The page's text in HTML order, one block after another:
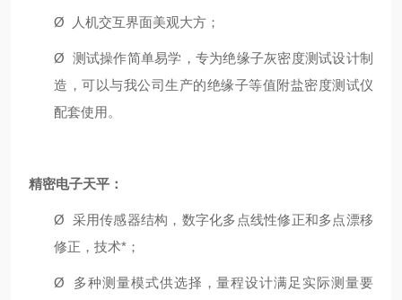
Ø 人机交互界面美观大方；
Ø 测试操作简单易学，专为绝缘子灰密度测试设计制
造，可以与我公司生产的绝缘子等值附盐密度测试仪
配套使用。
精密电子天平：
Ø 采用传感器结构，数字化多点线性修正和多点漂移
修正，技术*；
Ø
多种测量模式供选择，量程设计满足实际测量要